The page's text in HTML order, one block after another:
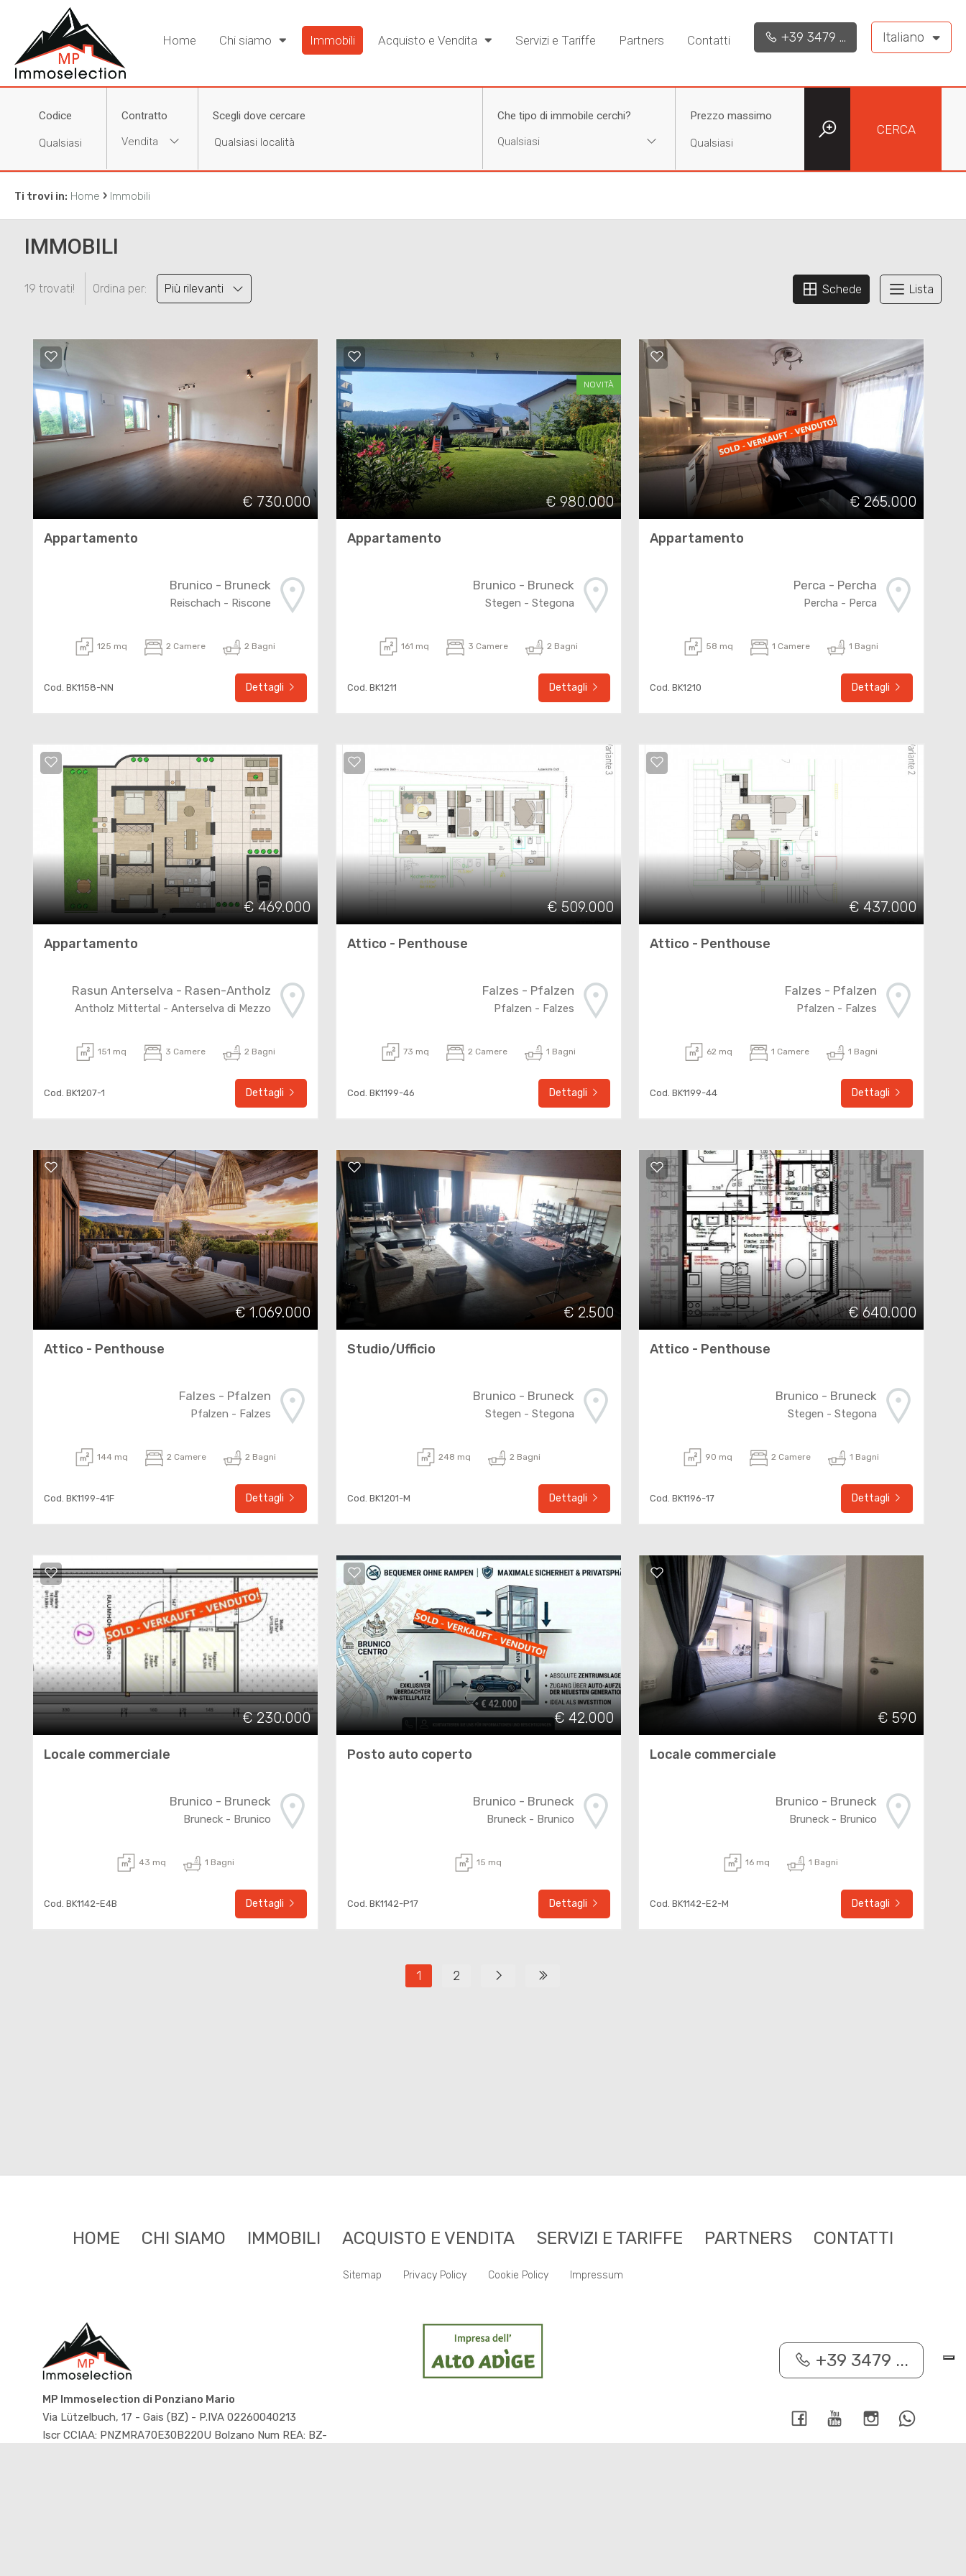
Home Chi siamo Immobili Acquisto e Vendita Servizi e Tariffe Partners Contatti Italiano
+39 3479 ...
Codice
Contratto
Vendita
Scegli dove cercare
Che tipo di immobile cerchi?
Qualsiasi
Prezzo massimo
CERCA
Ti trovi in: Home › Immobili
IMMOBILI
19 trovati! Ordina per: Più rilevanti Schede Lista
€ 730.000
Appartamento
Brunico - Bruneck
Reischach - Riscone
125 mq 2 Camere 2 Bagni
Cod. BK1158-NN Dettagli
NOVITÀ
€ 980.000
Appartamento
Brunico - Bruneck
Stegen - Stegona
161 mq 3 Camere 2 Bagni
Cod. BK1211 Dettagli
€ 265.000
Appartamento
Perca - Percha
Percha - Perca
58 mq 1 Camere 1 Bagni
Cod. BK1210 Dettagli
€ 469.000
Appartamento
Rasun Anterselva - Rasen-Antholz
Antholz Mittertal - Anterselva di Mezzo
151 mq 3 Camere 2 Bagni
Cod. BK1207-1 Dettagli
€ 509.000
Attico - Penthouse
Falzes - Pfalzen
Pfalzen - Falzes
73 mq 2 Camere 1 Bagni
Cod. BK1199-46 Dettagli
€ 437.000
Attico - Penthouse
Falzes - Pfalzen
Pfalzen - Falzes
62 mq 1 Camere 1 Bagni
Cod. BK1199-44 Dettagli
€ 1.069.000
Attico - Penthouse
Falzes - Pfalzen
Pfalzen - Falzes
144 mq 2 Camere 2 Bagni
Cod. BK1199-41F Dettagli
€ 2.500
Studio/Ufficio
Brunico - Bruneck
Stegen - Stegona
248 mq 2 Bagni
Cod. BK1201-M Dettagli
€ 640.000
Attico - Penthouse
Brunico - Bruneck
Stegen - Stegona
90 mq 2 Camere 1 Bagni
Cod. BK1196-17 Dettagli
€ 230.000
Locale commerciale
Brunico - Bruneck
Bruneck - Brunico
43 mq 1 Bagni
Cod. BK1142-E4B Dettagli
€ 42.000
Posto auto coperto
Brunico - Bruneck
Bruneck - Brunico
15 mq
Cod. BK1142-P17 Dettagli
€ 590
Locale commerciale
Brunico - Bruneck
Bruneck - Brunico
16 mq 1 Bagni
Cod. BK1142-E2-M Dettagli
1 2
HOME CHI SIAMO IMMOBILI ACQUISTO E VENDITA SERVIZI E TARIFFE PARTNERS CONTATTI
Sitemap Privacy Policy Cookie Policy Impressum
MP Immoselection di Ponziano Mario
Via Lützelbuch, 17 - Gais (BZ) - P.IVA 02260040213
Iscr CCIAA: PNZMRA70E30B220U Bolzano Num REA: BZ-
+39 3479 ...